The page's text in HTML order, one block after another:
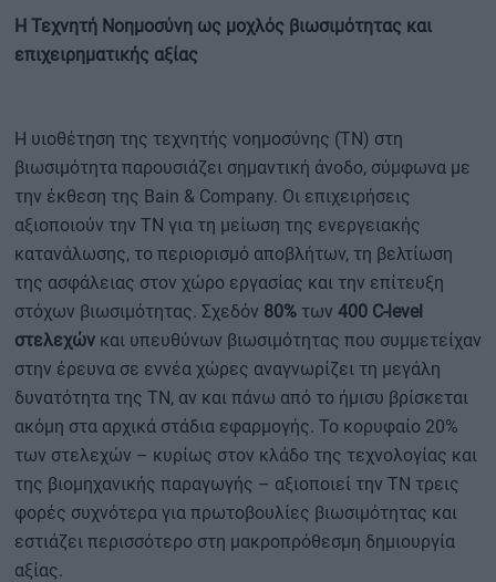
Η Τεχνητή Νοημοσύνη ως μοχλός βιωσιμότητας και
επιχειρηματικής αξίας
Η υιοθέτηση της τεχνητής νοημοσύνης (ΤΝ) στη
βιωσιμότητα παρουσιάζει σημαντική άνοδο, σύμφωνα με
την έκθεση της Bain & Company. Οι επιχειρήσεις
αξιοποιούν την ΤΝ για τη μείωση της ενεργειακής
κατανάλωσης, το περιορισμό αποβλήτων, τη βελτίωση
της ασφάλειας στον χώρο εργασίας και την επίτευξη
στόχων βιωσιμότητας. Σχεδόν 80% των 400 C-level
στελεχών και υπευθύνων βιωσιμότητας που συμμετείχαν
στην έρευνα σε εννέα χώρες αναγνωρίζει τη μεγάλη
δυνατότητα της ΤΝ, αν και πάνω από το ήμισυ βρίσκεται
ακόμη στα αρχικά στάδια εφαρμογής. Το κορυφαίο 20%
των στελεχών – κυρίως στον κλάδο της τεχνολογίας και
της βιομηχανικής παραγωγής – αξιοποιεί την ΤΝ τρεις
φορές συχνότερα για πρωτοβουλίες βιωσιμότητας και
εστιάζει περισσότερο στη μακροπρόθεσμη δημιουργία
αξίας.